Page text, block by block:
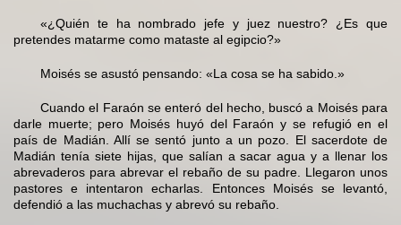
«¿Quién te ha nombrado jefe y juez nuestro? ¿Es que
pretendes matarme como mataste al egipcio?»
Moisés se asustó pensando: «La cosa se ha sabido.»
Cuando el Faraón se enteró del hecho, buscó a Moisés para
darle muerte; pero Moisés huyó del Faraón y se refugió en el
país de Madián. Allí se sentó junto a un pozo. El sacerdote de
Madián tenía siete hijas, que salían a sacar agua y a llenar los
abrevaderos para abrevar el rebaño de su padre. Llegaron unos
pastores e intentaron echarlas. Entonces Moisés se levantó,
defendió a las muchachas y abrevó su rebaño.